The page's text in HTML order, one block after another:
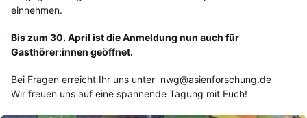
einnehmen.
Bis zum 30. April ist die Anmeldung nun auch für
Gasthörer:innen geöffnet.
Bei Fragen erreicht Ihr uns unter nwg@asienforschung.de
Wir freuen uns auf eine spannende Tagung mit Euch!